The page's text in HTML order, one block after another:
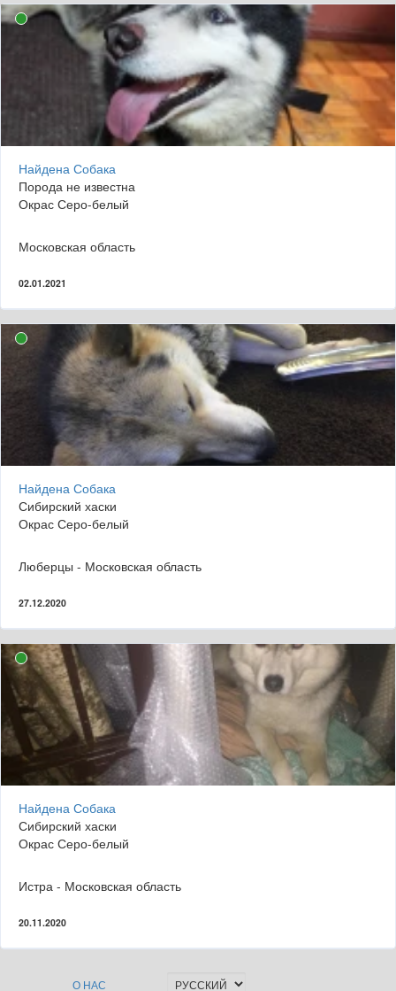
Найдена Собака
Порода не известна
Окрас Серо-белый
Московская область
02.01.2021
Найдена Собака
Сибирский хаски
Окрас Серо-белый
Люберцы - Московская область
27.12.2020
Найдена Собака
Сибирский хаски
Окрас Серо-белый
Истра - Московская область
20.11.2020
О НАС